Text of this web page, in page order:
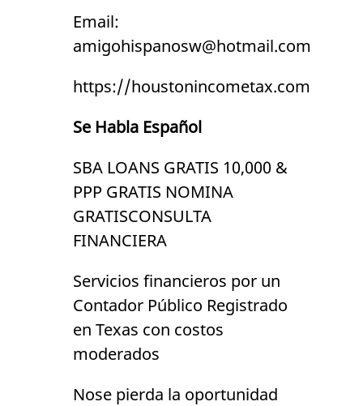
Email:
amigohispanosw@hotmail.com
https://houstonincometax.com
Se Habla Español
SBA LOANS GRATIS 10,000 &
PPP GRATIS NOMINA
GRATISCONSULTA
FINANCIERA
Servicios financieros por un
Contador Público Registrado
en Texas con costos
moderados
Nose pierda la oportunidad